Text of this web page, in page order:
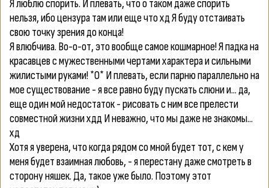
Я люблю спорить. И плевать, что о таком даже спорить
нельзя, ибо цензура там или еще что хд Я буду отстаивать
свою точку зрения до конца!
Я влюбчива. Во-о-от, это вообще самое кошмарное! Я падка на
красавцев с мужественными чертами характера и сильными
жилистыми руками! *О* И плевать, если парню параллельно на
мое существование - я все равно буду пускать слюни и... да,
еще один мой недостаток - рисовать с ним все прелести
совместной жизни хдд И неважно, что мы даже не знакомы...
хд
Хотя я уверена, что когда рядом со мной будет тот, с кем у
меня будет взаимная любовь, - я перестану даже смотреть в
сторону няшек. Да, такое уже было. Поэтому этот